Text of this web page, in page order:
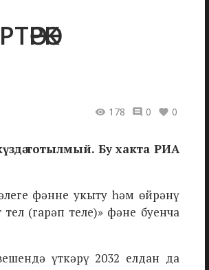
178 0 0
күздә тотылмый. Бу хакта РИА
фәнне укыту һәм өйрәнү
(гарәп теле)» фәне буенча
үткәрү 2032 елдан да